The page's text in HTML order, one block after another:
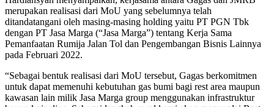
merupakan realisasi dari MoU yang sebelumnya telah
ditandatangani oleh masing-masing holding yaitu PT PGN Tbk
dengan PT Jasa Marga (“Jasa Marga”) tentang Kerja Sama
Pemanfaatan Rumija Jalan Tol dan Pengembangan Bisnis Lainnya
pada Februari 2022.
“Sebagai bentuk realisasi dari MoU tersebut, Gagas berkomitmen
untuk dapat memenuhi kebutuhan gas bumi bagi rest area maupun
kawasan lain milik Jasa Marga group menggunakan infrastruktur